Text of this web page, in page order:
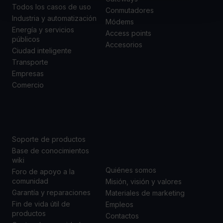
Todos los casos de uso
Industria y automatización
Energía y servicios
públicos
Ciudad inteligente
Transporte
Empresas
Comercio
Conmutadores
Módems
Access points
Accesorios
Soporte de productos
Base de conocimientos
wiki
Foro de apoyo a la
comunidad
Garantía y reparaciones
Fin de vida útil de
productos
Quiénes somos
Misión, visión y valores
Materiales de marketing
Empleos
Contactos